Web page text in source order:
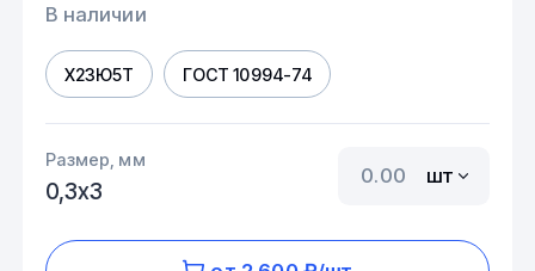
В наличии
Х23Ю5Т ГОСТ 10994-74
Размер, мм
0,3х3
шт